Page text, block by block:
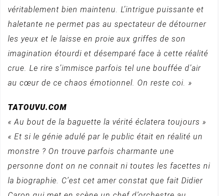
véritablement bien maintenu. L’intrigue puissante et
haletante ne permet pas au spectateur de détourner
les yeux et le laisse en proie aux griffes de son
imagination étourdi et désemparé face à cette réalité
crue. Le rire s’immisce parfois tel une bouffée d’air
au cœur de ce chaos émotionnel. On reste coi. »
TATOUVU.COM
« Au bout de la baguette la vérité éclatera toujours »
« Et si le génie adulé par le public était en réalité un
monstre ? On trouve parfois charmante une
personne dont on ne connait ni toutes les facettes ni
la biographie. C’est cet amer constat que fait Didier